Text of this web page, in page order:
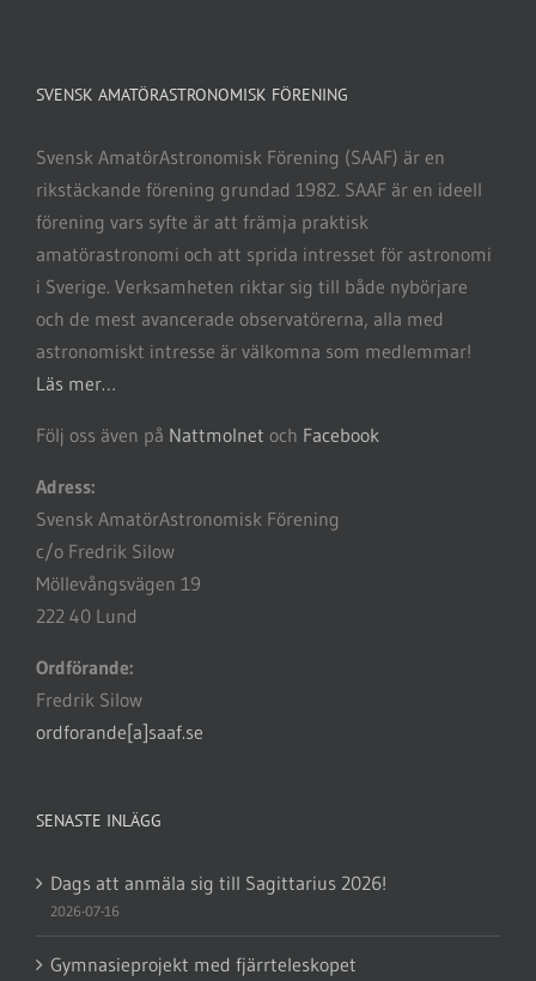
SVENSK AMATÖRASTRONOMISK FÖRENING
Svensk AmatörAstronomisk Förening (SAAF) är en
rikstäckande förening grundad 1982. SAAF är en ideell
förening vars syfte är att främja praktisk
amatörastronomi och att sprida intresset för astronomi
i Sverige. Verksamheten riktar sig till både nybörjare
och de mest avancerade observatörerna, alla med
astronomiskt intresse är välkomna som medlemmar!
Läs mer…
Följ oss även på Nattmolnet och Facebook
Adress:
Svensk AmatörAstronomisk Förening
c/o Fredrik Silow
Möllevångsvägen 19
222 40 Lund
Ordförande:
Fredrik Silow
ordforande[a]saaf.se
SENASTE INLÄGG
Dags att anmäla sig till Sagittarius 2026!
2026-07-16
Gymnasieprojekt med fjärrteleskopet